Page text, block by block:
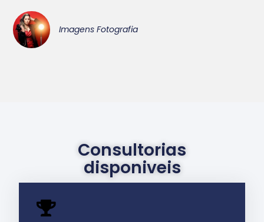
Imagens Fotografia
Consultorias
disponiveis